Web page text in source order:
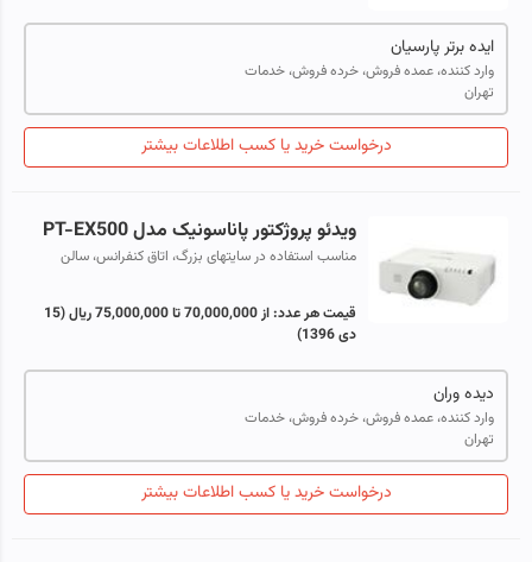
ایده برتر پارسیان
وارد کننده، عمده فروش، خرده فروش، خدمات
تهران
درخواست خرید یا کسب اطلاعات بیشتر
ویدئو پروژکتور پاناسونیک مدل PT-EX500
مناسب استفاده در سایتهای بزرگ، اتاق کنفرانس، سالن
قیمت هر عدد:از 70,000,000 تا 75,000,000 ریال
(15
دی 1396)
دیده وران
وارد کننده، عمده فروش، خرده فروش، خدمات
تهران
درخواست خرید یا کسب اطلاعات بیشتر